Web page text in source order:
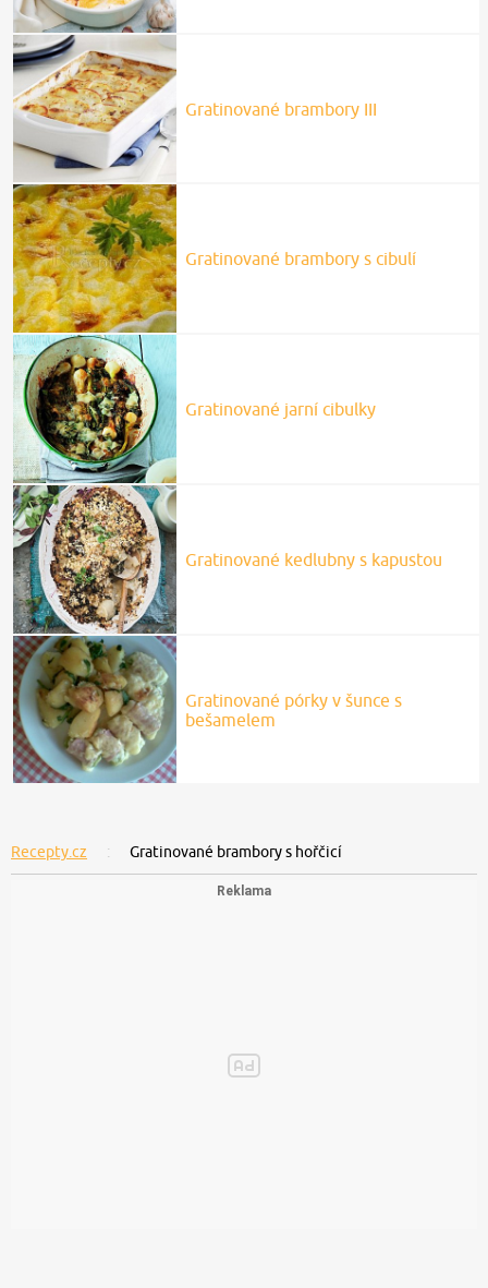
Gratinované brambory III
Gratinované brambory s cibulí
Gratinované jarní cibulky
Gratinované kedlubny s kapustou
Gratinované pórky v šunce s
bešamelem
Recepty.cz Gratinované brambory s hořčicí